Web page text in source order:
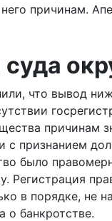
причинам.
что вывод
причинам
с признанием
было
Регистрация
в порядке, не
о банкротстве.